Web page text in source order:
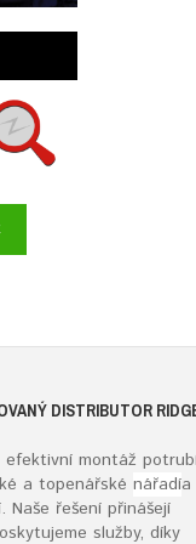
DISTRIBUTOR
efektivní montáž
a topenářské nářadía
řešení přinášejí
služby, díky